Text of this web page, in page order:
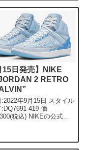
風に仕上...
15日発売】NIKE
2 RETRO
年9月15日 スタイル
419 価
) NIKEの公式ア
では現在約5〜60,0...